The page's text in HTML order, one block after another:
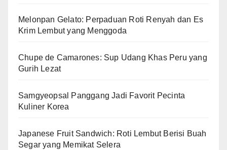
Melonpan Gelato: Perpaduan Roti Renyah dan Es
Krim Lembut yang Menggoda
Chupe de Camarones: Sup Udang Khas Peru yang
Gurih Lezat
Samgyeopsal Panggang Jadi Favorit Pecinta
Kuliner Korea
Japanese Fruit Sandwich: Roti Lembut Berisi Buah
Segar yang Memikat Selera